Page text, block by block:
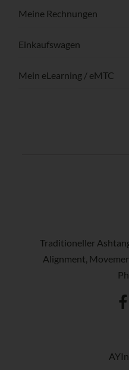
Meine Rechnungen
Einkaufswagen
Mein eLearning / eMTC
Traditioneller
Alignment,